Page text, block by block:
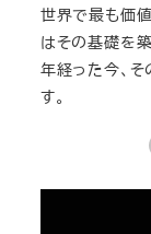
世界で最も価
はその基礎を
年経った今、
す。